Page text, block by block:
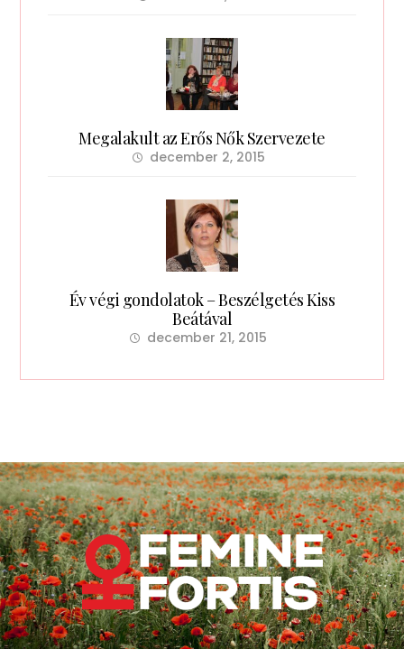
Megalakult az Erős Nők Szervezete
december 2, 2015
Év végi gondolatok – Beszélgetés Kiss
Beátával
december 21, 2015